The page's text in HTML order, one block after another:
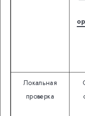
Локальная
проверка